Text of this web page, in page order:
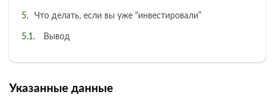
Что делать, если вы уже “инвестировали”
Вывод
Указанные данные